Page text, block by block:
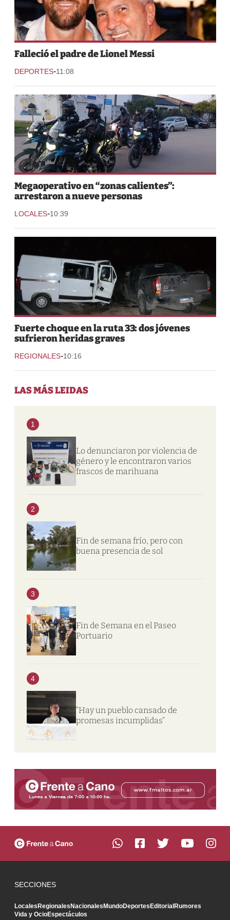
Falleció el padre de Lionel Messi
DEPORTES-11:08
Megaoperativo en “zonas calientes”:
arrestaron a nueve personas
LOCALES-10:39
Fuerte choque en la ruta 33: dos jóvenes
sufrieron heridas graves
REGIONALES-10:16
LAS MÁS LEIDAS
1
Lo denunciaron por violencia de
género y le encontraron varios
frascos de marihuana
2
Fin de semana frío, pero con
buena presencia de sol
3
Fin de Semana en el Paseo
Portuario
4
“Hay un pueblo cansado de
promesas incumplidas”
SECCIONES
LocalesRegionalesNacionalesMundoDeportesEditorialRumores
Vida y OcioEspectáculos